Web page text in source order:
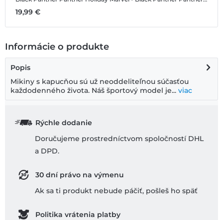
19,99 €
Informácie o produkte
Popis
Mikiny s kapucňou sú už neoddeliteľnou súčasťou
každodenného života. Náš športový model je... viac
Rýchle dodanie
Doručujeme prostredníctvom spoločností DHL
a DPD.
30 dní právo na výmenu
Ak sa ti produkt nebude páčiť, pošleš ho späť
Politika vrátenia platby